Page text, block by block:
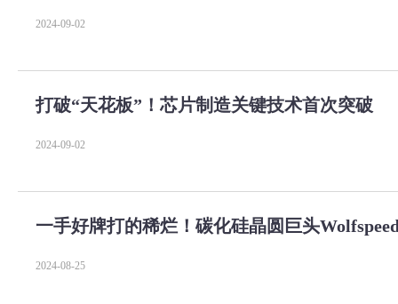
2024-09-02
打破“天花板”！芯片制造关键技术首次突破
2024-09-02
一手好牌打的稀烂！碳化硅晶圆巨头
2024-08-25